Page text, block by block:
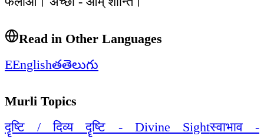
Read in Other Languages
EEnglishతతెలుగు
Murli Topics
दॄष्टि / दिव्य दॄष्टि - Divine Sightस्वाभाव -